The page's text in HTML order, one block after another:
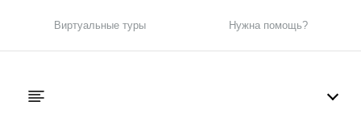
Виртуальные туры Нужна помощь?